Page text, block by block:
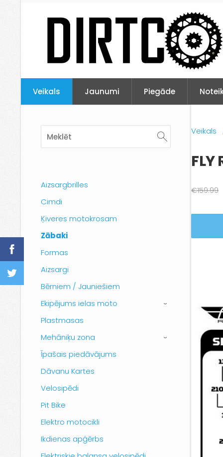
Veikals Jaunumi Piegāde
Aizsargbrilles
Cimdi
Ķiveres motokrosam
Zābaki
Formas
Aizsargi
Bērniem / Jauniešiem
Ekipējums ielas moto
›
Plastmasas
Mehāniķu zona
›
Īpašais piedāvājums
Dāvanu Kartes
Velosipēdi
Pit Bike
Elektro motocikli
Ikdienas apģērbs
Veikals
€159.99